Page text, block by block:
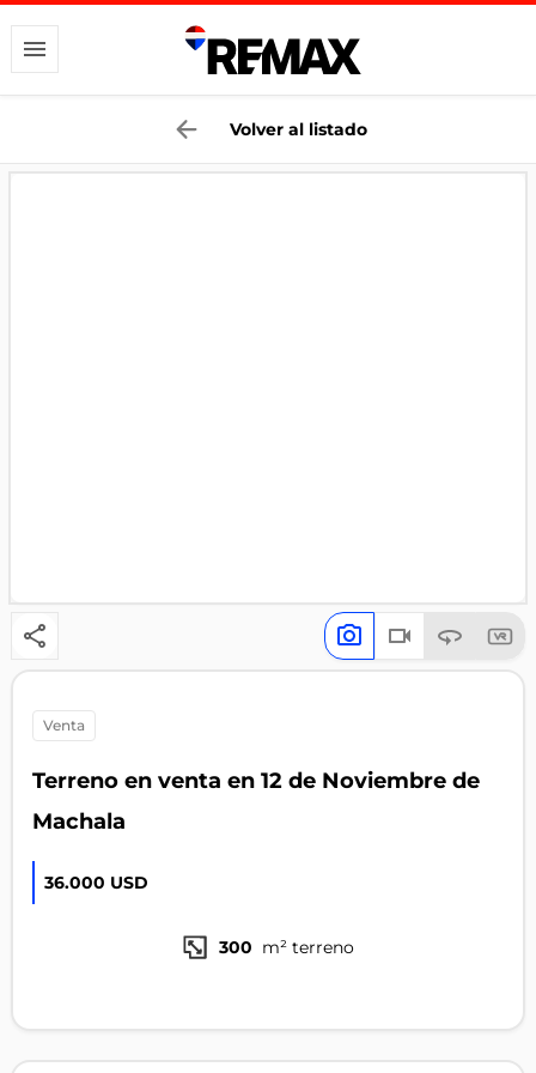
Volver al listado
venta
Terreno en venta en 12 de Noviembre de
Machala
36.000 USD
300 m² terreno